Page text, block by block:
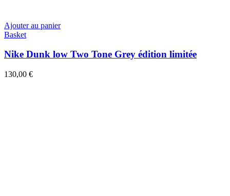
Ajouter au panier
Basket
Nike Dunk low Two Tone Grey édition limitée
130,00 €